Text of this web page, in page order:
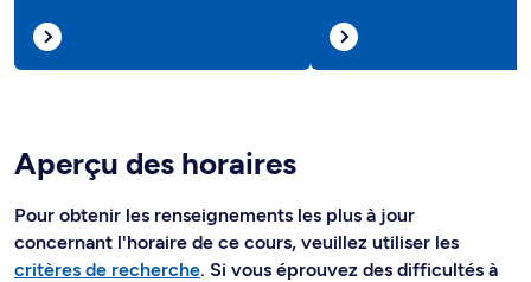
Aperçu des horaires
Pour obtenir les renseignements les plus à jour
concernant l'horaire de ce cours, veuillez utiliser les
critères de recherche. Si vous éprouvez des difficultés à